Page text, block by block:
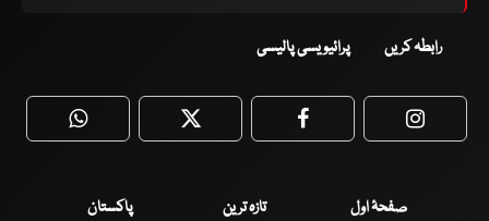
رابطہ کریں پرائیویسی پالیسی
WhatsApp Twitter Facebook
صفحۂ اول تازہ ترین
پاکستان